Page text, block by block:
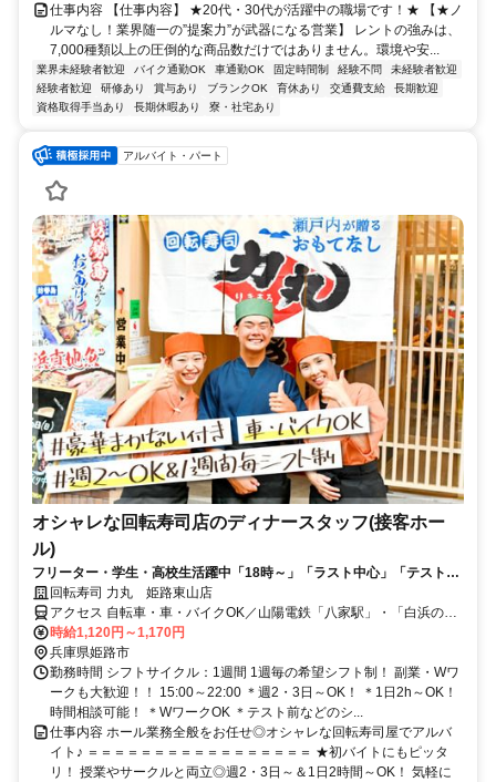
仕事内容 【仕事内容】 ★20代・30代が活躍中の職場です！★ 【★ノ
ルマなし！業界随一の”提案力”が武器になる営業】 レントの強みは、
7,000種類以上の圧倒的な商品数だけではありません。環境や安...
業界未経験者歓迎 バイク通勤OK 車通勤OK 固定時間制 経験不問
未経験者歓迎
経験者歓迎
研修あり 賞与あり ブランクOK 育休あり 交通費支給
長期歓迎
資格取得手当あり
長期休暇あり 寮・社宅あり
アルバイト・パート
オシャレな回転寿司店のディナースタッフ(接客ホー
ル)
フリーター・学生・高校生活躍中「18時～」「ラスト中心」「テスト前
は休みで」など融通◎タッチパネルだから、初バイトも安心！
回転寿司 力丸 姫路東山店
アクセス 自転車・車・バイクOK／山陽電鉄「八家駅」・「白浜の宮
駅」～自転車で5分／JR「御着駅」～車10分（ガソリン代支給）
時給1,120円～1,170円
兵庫県姫路市
勤務時間 シフトサイクル：1週間 1週毎の希望シフト制！ 副業・Wワ
ークも大歓迎！！ 15:00～22:00 ＊週2・3日～OK！ ＊1日2h～OK！
時間相談可能！ ＊WワークOK ＊テスト前などのシ...
仕事内容 ホール業務全般をお任せ◎オシャレな回転寿司屋でアルバ
イト♪ ＝＝＝＝＝＝＝＝＝＝＝＝＝＝＝＝＝ ★初バイトにもピッタ
リ！ 授業やサークルと両立◎週2・3日～＆1日2時間～OK！ 気軽に